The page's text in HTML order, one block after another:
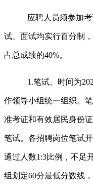
应聘人员须参加
试、面试均实行百分制
占总成绩的40%。
1.笔试。时间为
作领导小组统一组织。
准考证和有效居民身份
笔试。各招聘岗位笔试
通过人数1:3比例，不足
组划定60分最低分数线